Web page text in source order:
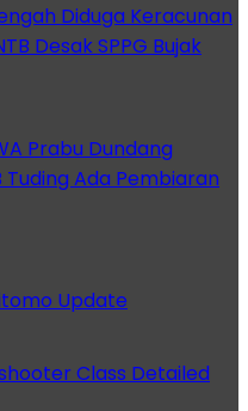
Diduga Keracunan
Desak SPPG Bujak
Prabu Dundang
Tuding Ada Pembiaran
Update
Class Detailed